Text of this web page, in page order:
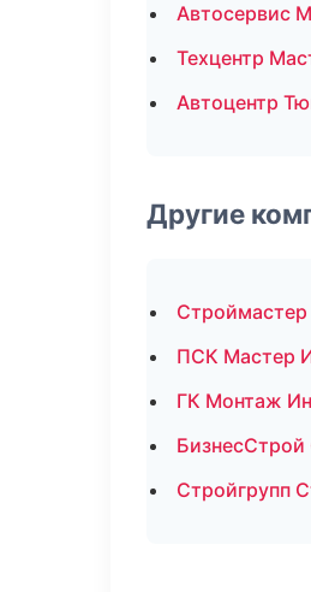
Автосервис
Техцентр
Автоцентр
Другие
Строймастер
ПСК Мастер
ГК Монтаж
Стройгрупп